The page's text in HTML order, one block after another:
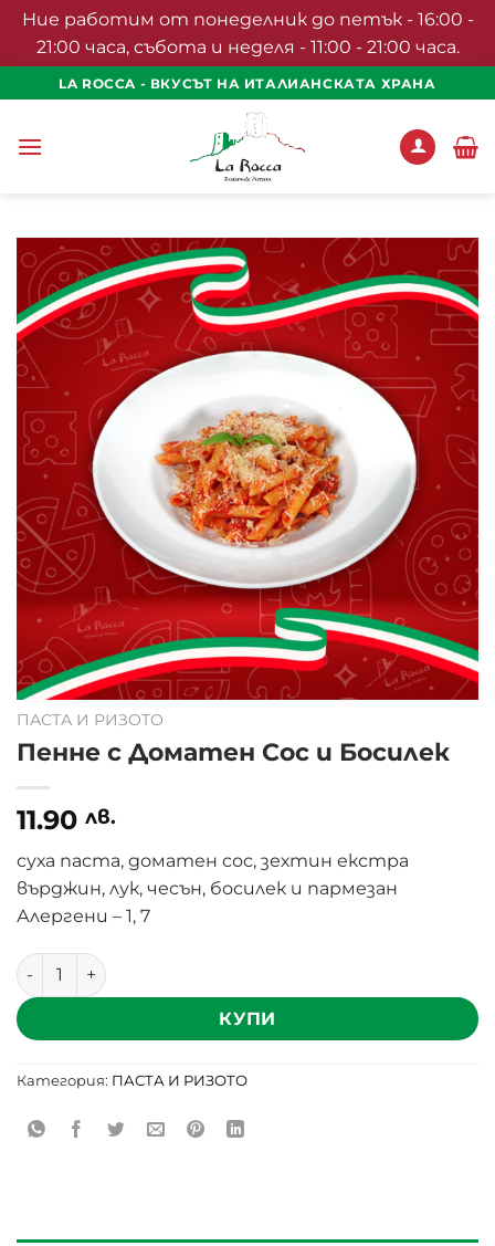
Ние работим от понеделник до петък - 16:00 -
21:00 часа, събота и неделя - 11:00 - 21:00 часа.
to
content
LA ROCCA - ВКУСЪТ НА ИТАЛИАНСКАТА ХРАНА
ПАСТА И РИЗОТО
Пенне с Доматен Сос и Босилек
11.90 лв.
суха паста, доматен сос, зехтин екстра
върджин, лук, чесън, босилек и пармезан
Алергени – 1, 7
количество за Пенне с Доматен Сос и Босилек
КУПИ
Категория: ПАСТА И РИЗОТО